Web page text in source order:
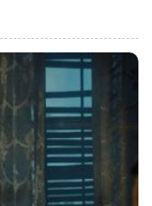
wojny światowej
na Summer